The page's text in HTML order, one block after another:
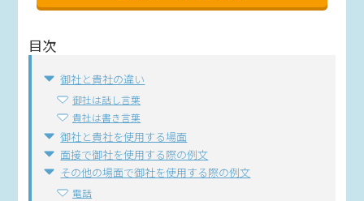
目次
御社と貴社の違い
御社は話し言葉
貴社は書き言葉
御社と貴社を使用する場面
面接で御社を使用する際の例文
その他の場面で御社を使用する際の例文
電話